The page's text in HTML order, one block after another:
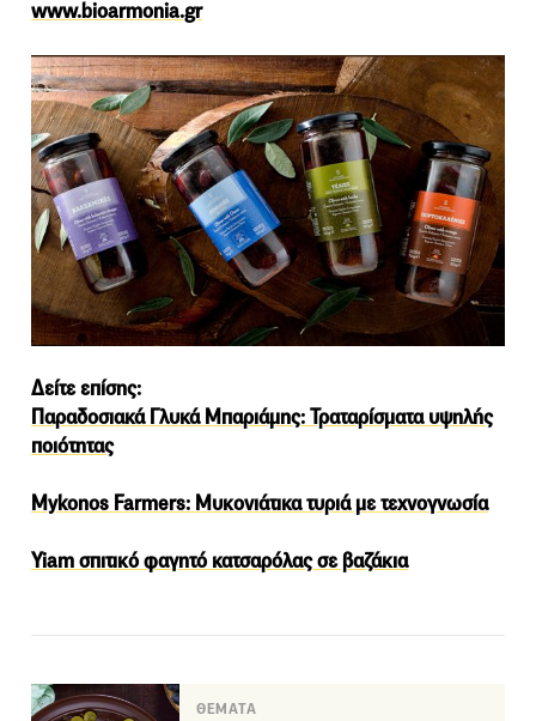
www.bioarmonia.gr
Δείτε επίσης:
Παραδοσιακά Γλυκά Μπαριάμης: Τραταρίσματα υψηλής
ποιότητας
Mykonos Farmers: Μυκονιάτικα τυριά με τεχνογνωσία
Yiam σπιτικό φαγητό κατσαρόλας σε βαζάκια
ΘΕΜΑΤΑ